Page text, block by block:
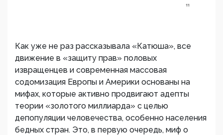
Как уже не раз рассказывала «Катюша», все
движение в «защиту прав» половых
извращенцев и современная массовая
содомизация Европы и Америки основаны на
мифах, которые активно продвигают адепты
теории «золотого миллиарда» с целью
депопуляции человечества, особенно населения
бедных стран. Это, в первую очередь, миф о